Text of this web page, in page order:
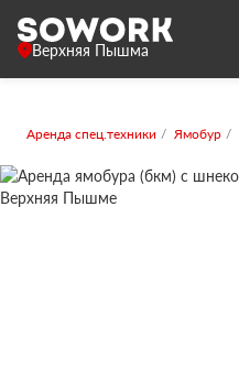
Верхняя Пышма
Аренда спец.техники Ямобур